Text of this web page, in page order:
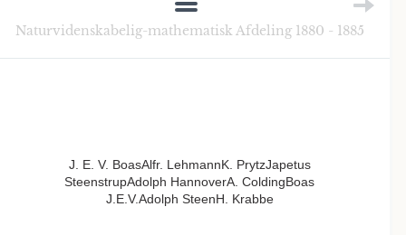
Naturvidenskabelig-mathematisk Afdeling 1880 - 1885
J. E. V. BoasAlfr. LehmannK. PrytzJapetus
SteenstrupAdolph HannoverA. ColdingBoas
J.E.V.Adolph SteenH. Krabbe